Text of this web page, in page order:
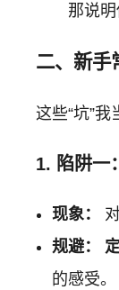
那说
二、新手
这些“坑”
1. 陷阱一
现象：
规避：
的感受。